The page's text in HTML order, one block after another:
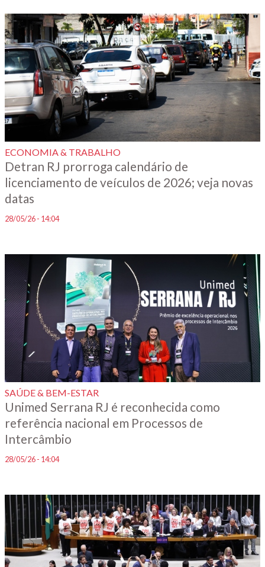
ECONOMIA & TRABALHO
Detran RJ prorroga calendário de
licenciamento de veículos de 2026; veja novas
datas
28/05/26 - 14:04
SAÚDE & BEM-ESTAR
Unimed Serrana RJ é reconhecida como
referência nacional em Processos de
Intercâmbio
28/05/26 - 14:04